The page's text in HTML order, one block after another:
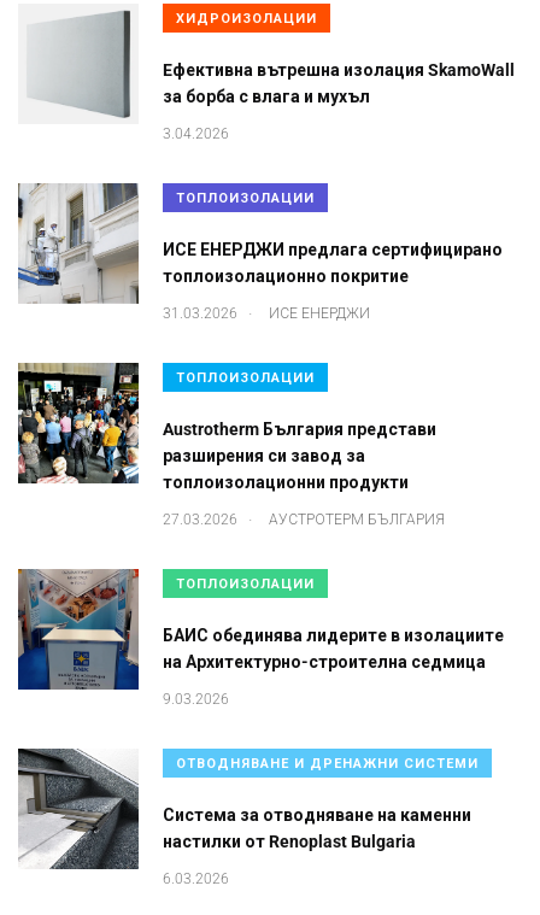
ХИДРОИЗОЛАЦИИ
Eфективна вътрешна изолация SkamoWall
за борба с влага и мухъл
3.04.2026
ТОПЛОИЗОЛАЦИИ
ИСЕ ЕНЕРДЖИ предлага сертифицирано
топлоизолационно покритие
31.03.2026 . ИСЕ ЕНЕРДЖИ
ТОПЛОИЗОЛАЦИИ
Austrotherm България представи
разширения си завод за
топлоизолационни продукти
27.03.2026 . АУСТРОТЕРМ БЪЛГАРИЯ
ТОПЛОИЗОЛАЦИИ
БАИС обединява лидерите в изолациите
на Архитектурно-строителна седмица
9.03.2026
ОТВОДНЯВАНЕ И ДРЕНАЖНИ СИСТЕМИ
Система за отводняване на каменни
настилки от Renoplast Bulgaria
6.03.2026